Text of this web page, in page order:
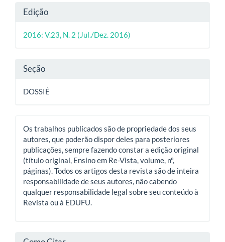
Detalhes
do
Edição
2016: V.23, N. 2 (Jul./Dez. 2016)
Seção
DOSSIÊ
Os trabalhos publicados são de propriedade dos seus
autores, que poderão dispor deles para posteriores
publicações, sempre fazendo constar a edição original
(título original, Ensino em Re-Vista, volume, nº,
páginas). Todos os artigos desta revista são de inteira
responsabilidade de seus autores, não cabendo
qualquer responsabilidade legal sobre seu conteúdo à
Revista ou à EDUFU.